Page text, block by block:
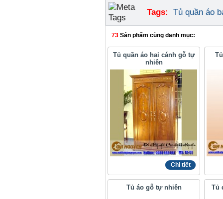
Tags: Tủ quần áo
73 Sản phẩm cùng danh mục:
Tủ quần áo hai cánh gỗ tự
nhiên
Chi tiết
Tủ áo gỗ tự nhiên Tủ